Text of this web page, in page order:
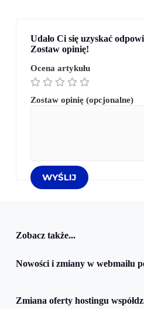
Udało Ci się uzyskać
Zostaw opinię!
Ocena artykułu
Zostaw opinię (opcjonalne)
Zobacz także...
Nowości i zmiany w webmailu
Zmiana oferty hostingu